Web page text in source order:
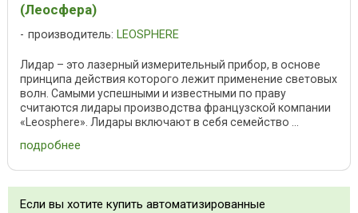
(Леосфера)
производитель: LEOSPHERE
Лидар – это лазерный измерительный прибор, в основе
принципа действия которого лежит применение световых
волн. Самыми успешными и известными по праву
считаются лидары производства французской компании
«Leosphere». Лидары включают в себя семейство ...
подробнее
Если вы хотите купить автоматизированные